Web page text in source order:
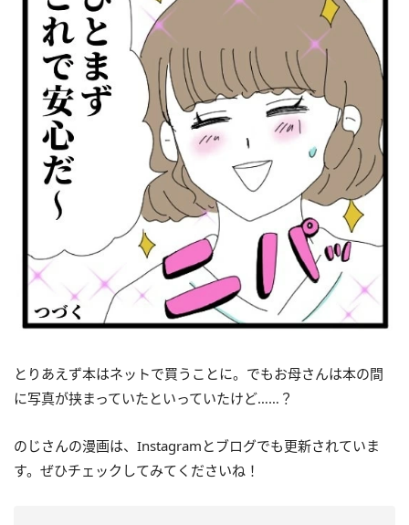
とりあえず本はネットで買うことに。でもお母さんは本の間
に写真が挟まっていたといっていたけど……？
のじさんの漫画は、Instagramとブログでも更新されていま
す。ぜひチェックしてみてくださいね！